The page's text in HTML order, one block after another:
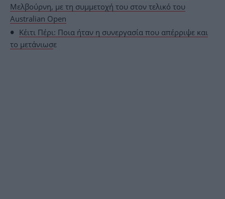
Μελβούρνη, με τη συμμετοχή του στον τελικό του
Australian Open
Κέιτι Πέρι: Ποια ήταν η συνεργασία που απέρριψε και
το μετάνιωσε